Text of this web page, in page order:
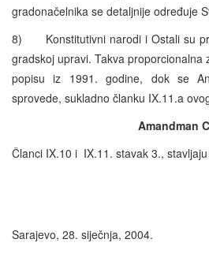
gradonačelnika se detaljnije određuje
8) Konstitutivni narodi i Ostali su
gradskoj upravi. Takva proporcionalna
popisu iz 1991. godine, dok se
sprovede, sukladno članku IX.11.a
Amandman
Članci IX.10 i IX.11. stavak 3.,
Sarajevo, 28. siječnja, 2004.